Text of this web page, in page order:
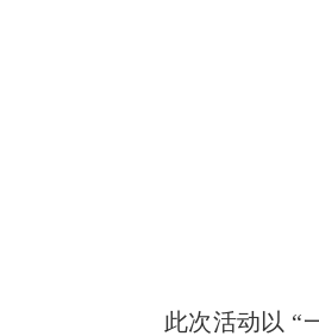
此次活动以 “